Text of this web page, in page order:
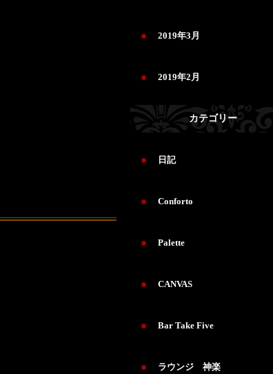
2019年3月
2019年2月
カテゴリー
日記
Conforto
Palette
CANVAS
Bar Take Five
ラウンジ 神楽